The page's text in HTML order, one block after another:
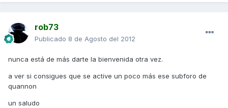
rob73
Publicado 8 de Agosto del 2012
nunca está de más darte la bienvenida otra vez.
a ver si consigues que se active un poco más ese subforo de
quannon
un saludo